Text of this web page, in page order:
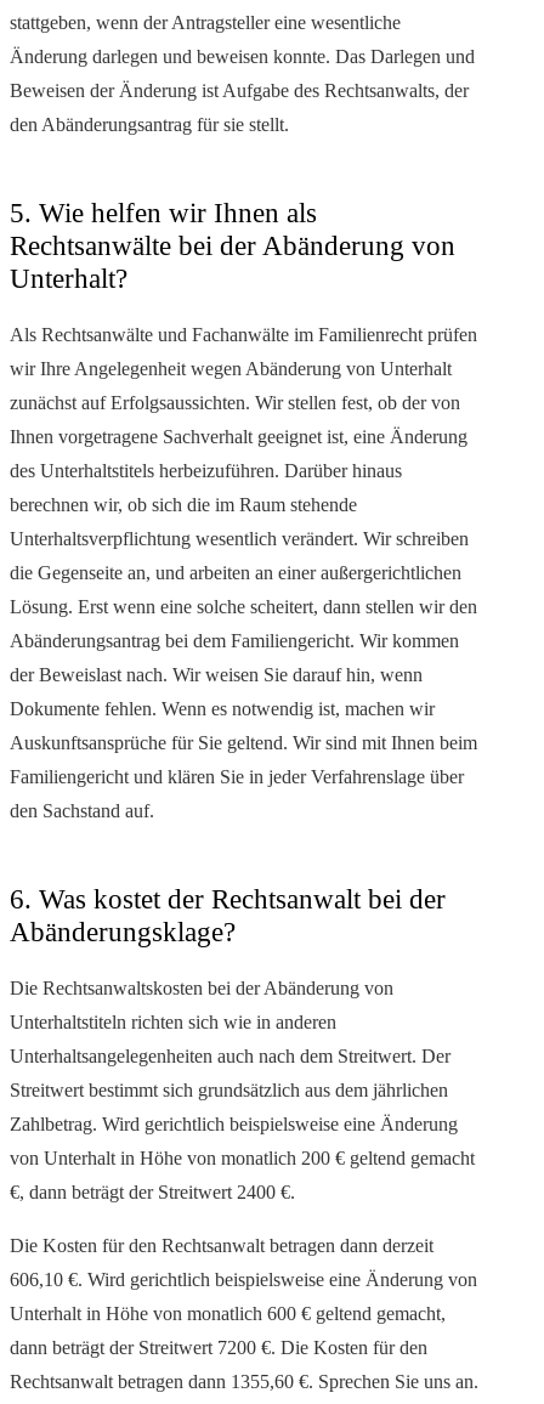
stattgeben, wenn der Antragsteller eine wesentliche
Änderung darlegen und beweisen konnte. Das Darlegen und
Beweisen der Änderung ist Aufgabe des Rechtsanwalts, der
den Abänderungsantrag für sie stellt.
5. Wie helfen wir Ihnen als
Rechtsanwälte bei der Abänderung von
Unterhalt?
Als Rechtsanwälte und Fachanwälte im Familienrecht prüfen
wir Ihre Angelegenheit wegen Abänderung von Unterhalt
zunächst auf Erfolgsaussichten. Wir stellen fest, ob der von
Ihnen vorgetragene Sachverhalt geeignet ist, eine Änderung
des Unterhaltstitels herbeizuführen. Darüber hinaus
berechnen wir, ob sich die im Raum stehende
Unterhaltsverpflichtung wesentlich verändert. Wir schreiben
die Gegenseite an, und arbeiten an einer außergerichtlichen
Lösung. Erst wenn eine solche scheitert, dann stellen wir den
Abänderungsantrag bei dem Familiengericht. Wir kommen
der Beweislast nach. Wir weisen Sie darauf hin, wenn
Dokumente fehlen. Wenn es notwendig ist, machen wir
Auskunftsansprüche für Sie geltend. Wir sind mit Ihnen beim
Familiengericht und klären Sie in jeder Verfahrenslage über
den Sachstand auf.
6. Was kostet der Rechtsanwalt bei der
Abänderungsklage?
Die Rechtsanwaltskosten bei der Abänderung von
Unterhaltstiteln richten sich wie in anderen
Unterhaltsangelegenheiten auch nach dem Streitwert. Der
Streitwert bestimmt sich grundsätzlich aus dem jährlichen
Zahlbetrag. Wird gerichtlich beispielsweise eine Änderung
von Unterhalt in Höhe von monatlich 200 € geltend gemacht
€, dann beträgt der Streitwert 2400 €.
Die Kosten für den Rechtsanwalt betragen dann derzeit
606,10 €. Wird gerichtlich beispielsweise eine Änderung von
Unterhalt in Höhe von monatlich 600 € geltend gemacht,
dann beträgt der Streitwert 7200 €. Die Kosten für den
Rechtsanwalt betragen dann 1355,60 €. Sprechen Sie uns an.